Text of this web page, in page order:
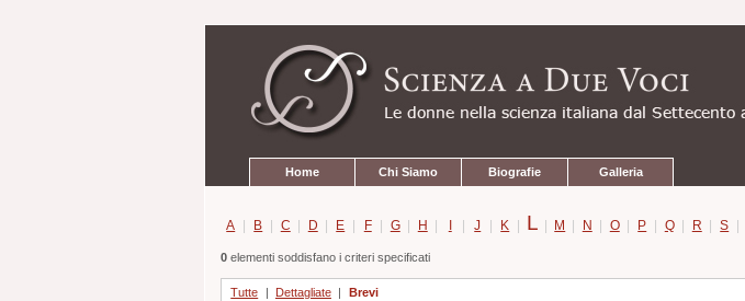
contenuti.
navigazione
Home Chi Siamo Biografie Galleria
A | B | C | D | E | F | G | H | I | J | K | L | M | N | O | P | Q | R | S |
0elementi soddisfano i criteri specificati
Tutte Dettagliate Brevi